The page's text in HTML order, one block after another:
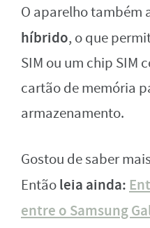
O aparelho também
híbrido, o que
SIM ou um chip SIM
cartão de memória
armazenamento.
Gostou de saber
Entãoleia ainda:
entre o Samsung